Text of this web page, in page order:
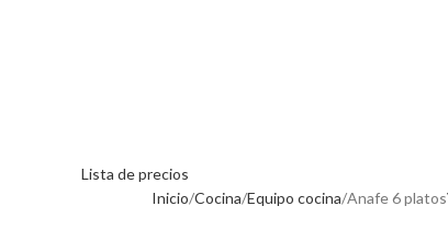
Lista de precios
Inicio Cocina Equipo cocina Anafe 6 platos